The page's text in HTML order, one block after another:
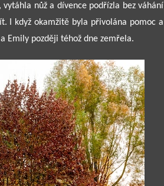
nůž a dívence podřízla bez váhání
I když okamžitě byla přivolána pomoc a
Emily později téhož dne zemřela.